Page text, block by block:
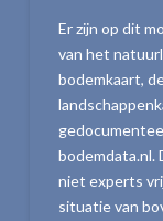
Er zijn op dit
van het
bodemkaart,
bodemdata.nl.
niet experts
situatie van